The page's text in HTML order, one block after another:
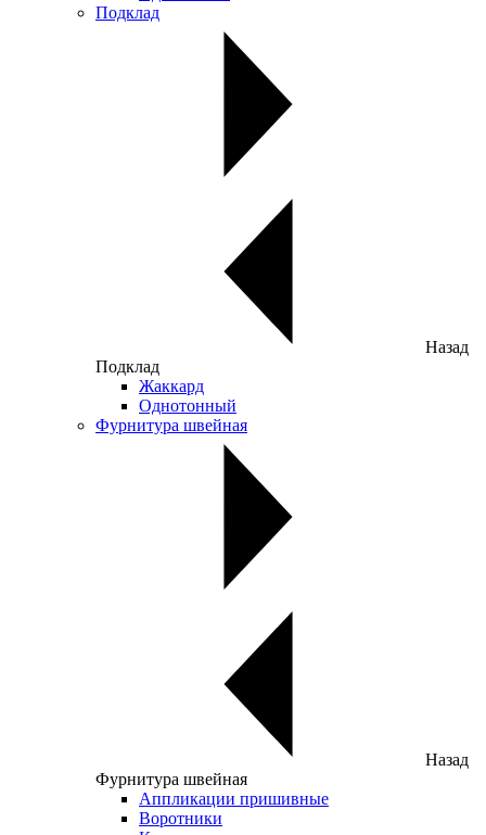
Подклад
Назад
Подклад
Жаккард
Однотонный
Фурнитура швейная
Назад
Фурнитура швейная
Аппликации пришивные
Воротники